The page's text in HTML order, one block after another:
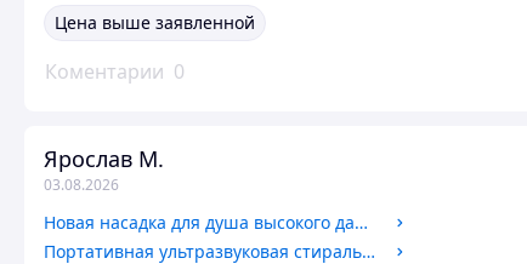
Цена выше заявленной
Коментарии 0
Ярослав М.
03.08.2026
Новая насадка для душа высокого давления 4 режима с кнопкой включения SHOWER AND464
Портативная ультразвуковая стиральная машина с мини-USB Mini Wash, Дорожная стиралка от повербанка